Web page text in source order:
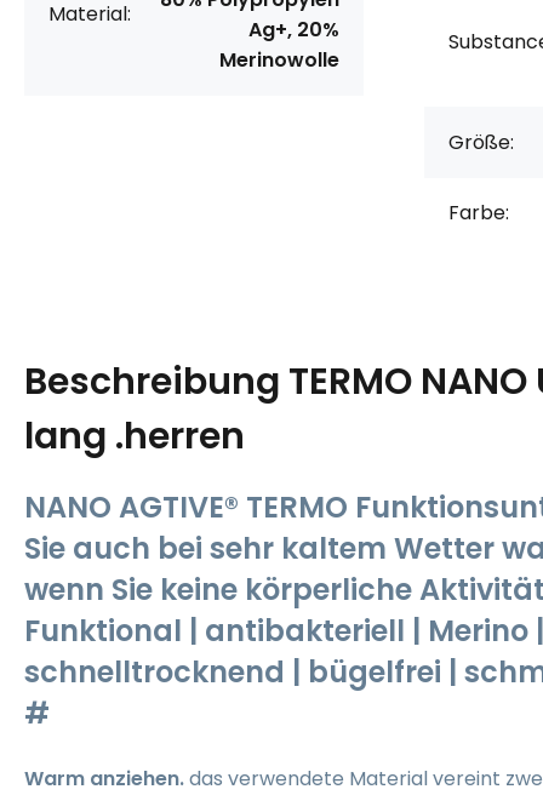
Material:
Ag+, 20%
Merinowolle
Größe:
Farbe:
Beschreibung TERMO
lang .herren
NANO AGTIVE® TERMO
Sie auch bei sehr kaltem Wetter
wenn Sie keine körperliche
Funktional | antibakteriell | Merino |
schnelltrocknend | bügelfrei |
#
Warm anziehen.das verwendete Material vereint